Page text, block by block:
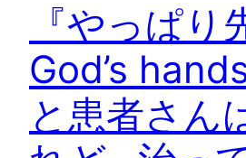
『やっぱり
God’s
と患者さん